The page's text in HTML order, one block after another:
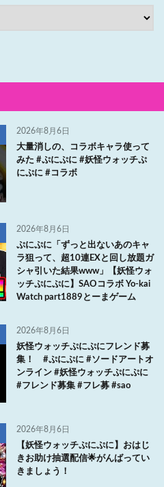
2026年8月6日
大量消しの、コラボキャラ使って
みた #ぷにぷに #妖怪ウォッチぷ
にぷに #コラボ
2026年8月6日
ぷにぷに「ずっと出ないあのキャ
ラ狙って、超10連EXと回し放題ガ
シャ引いた結果www」【妖怪ウォ
ッチぷにぷに】SAOコラボ Yo-kai
Watch part1889とーまゲーム
2026年8月6日
妖怪ウォッチぷにぷにフレンド募
集！ #ぷにぷに #ソードアートオ
ンライン #妖怪ウォッチぷにぷに
#フレンド募集 #フレ募 #sao
2026年8月6日
【妖怪ウォッチぷにぷに】おはじ
きお助け抽選配信🌟がんばってい
きましょう！